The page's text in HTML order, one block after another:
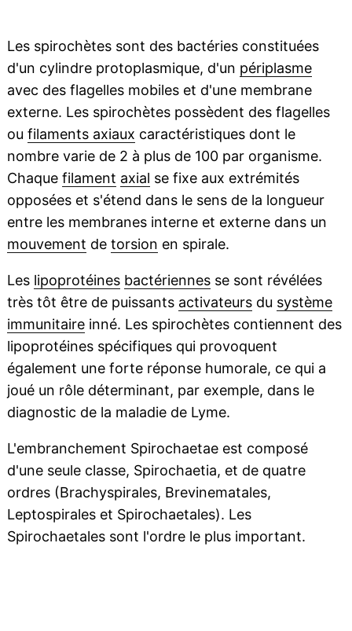
Les spirochètes sont des bactéries constituées
d'un cylindre protoplasmique, d'un périplasme
avec des flagelles mobiles et d'une membrane
externe. Les spirochètes possèdent des flagelles
ou filaments axiaux caractéristiques dont le
nombre varie de 2 à plus de 100 par organisme.
Chaque filament axial se fixe aux extrémités
opposées et s'étend dans le sens de la longueur
entre les membranes interne et externe dans un
mouvement de torsion en spirale.
Les lipoprotéines bactériennesse sont révélées
très tôt être de puissants activateursdu système
immunitaireinné. Les spirochètes contiennent des
lipoprotéines spécifiques qui provoquent
également une forte réponse humorale, ce qui a
joué un rôle déterminant, par exemple, dans le
diagnostic de la maladie de Lyme.
L'embranchement Spirochaetae est composé
d'une seule classe, Spirochaetia, et de quatre
ordres (Brachyspirales, Brevinematales,
Leptospirales et Spirochaetales). Les
Spirochaetales sont l'ordre le plus important.